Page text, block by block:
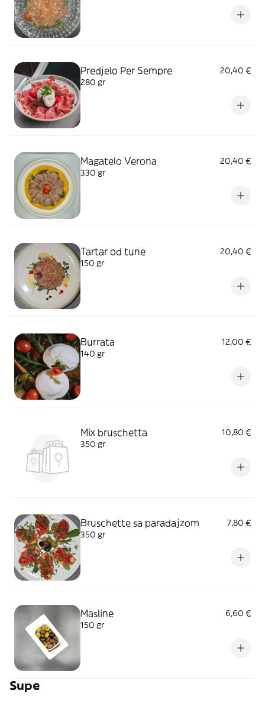
Predjelo Per Sempre
20,40 €
280 gr
Magatelo Verona
20,40 €
330 gr
Tartar od tune
20,40 €
150 gr
Burrata
12,00 €
140 gr
Mix bruschetta
10,80 €
350 gr
Bruschette sa paradajzom
7,80 €
350 gr
Masline
6,60 €
150 gr
Supe